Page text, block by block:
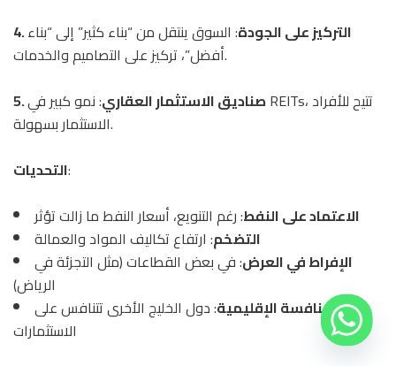
4. التركيز على الجودة: السوق ينتقل من “بناء كثير” إلى “بناء
أفضل”، تركيز على التصاميم والخدمات.
5. صناديق الاستثمار العقاري: نمو كبير في REITs، تتيح للأفراد
الاستثمار بسهولة.
التحديات:
الاعتماد على النفط: رغم التنويع، أسعار النفط ما زالت تؤثر
التضخم: ارتفاع تكاليف المواد والعمالة
الإفراط في العرض: في بعض القطاعات (مثل التجزئة في
الرياض)
المنافسة الإقليمية: دول الخليج الأخرى تتنافس على
الاستثمارات